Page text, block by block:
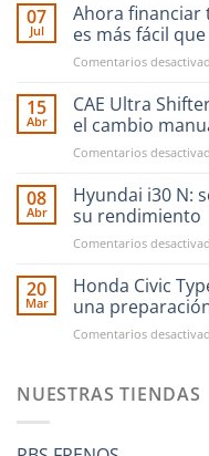
07
Jul
Ahora financiar
es más fácil
Comentarios
15
Abr
CAE Ultra
el cambio
Comentarios
08
Abr
Hyundai i30 N:
su rendimiento
Comentarios
20
Mar
Honda Civic
una
Comentarios
NUESTRAS TIENDAS